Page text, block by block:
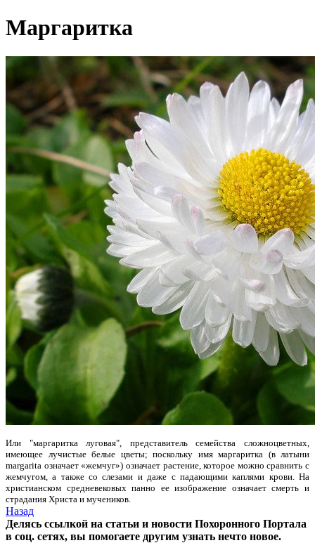
Маргаритка
Или "маргаритка луговая", представитель семейства сложноцветных,
имеющее лучистые белые цветы; поскольку имя маргаритка (в латыни
margarita означает «жемчуг») означает растение, которое можно сравнить с
жемчугом, а также со слезами и даже с падающими каплями крови. На
христианском средневековых панно ее изображение означает смерть и
страдания Христа и мучеников.
Назад
Делясь ссылкой на статьи и новости Похоронного Портала
в соц. сетях, вы помогаете другим узнать нечто новое.